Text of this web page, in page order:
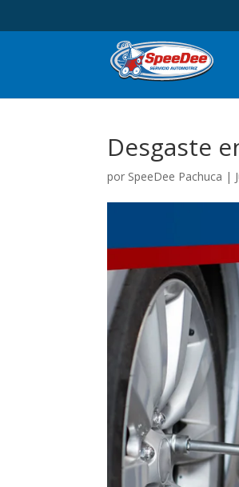
Desgaste
por SpeeDee Pachuca |